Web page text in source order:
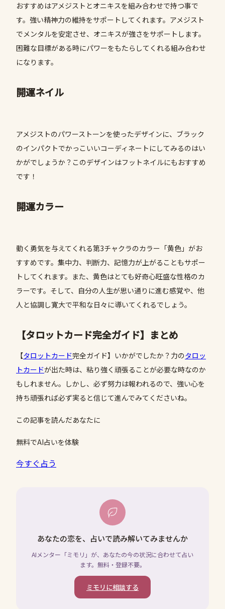
おすすめはアメジストとオニキスを組み合わせで持つ事で
す。強い精神力の維持をサポートしてくれます。アメジスト
でメンタルを安定させ、オニキスが強さをサポートします。
困難な目標がある時にパワーをもたらしてくれる組み合わせ
になります。
開運ネイル
アメジストのパワーストーンを使ったデザインに、ブラック
のインパクトでかっこいいコーディネートにしてみるのはい
かがでしょうか？このデザインはフットネイルにもおすすめ
です！
開運カラー
動く勇気を与えてくれる第3チャクラのカラー「黄色」がお
すすめです。集中力、判断力、記憶力が上がることもサポー
トしてくれます。また、黄色はとても好奇心旺盛な性格のカ
ラーです。そして、自分の人生が思い通りに進む感覚や、他
人と協調し寛大で平和な日々に導いてくれるでしょう。
【タロットカード完全ガイド】まとめ
【タロットカード完全ガイド】いかがでしたか？力のタロッ
トカードが出た時は、粘り強く頑張ることが必要な時なのか
もしれません。しかし、必ず努力は報われるので、強い心を
持ち頑張れば必ず実ると信じて進んでみてくださいね。
この記事を読んだあなたに
無料でAI占いを体験
今すぐ占う
あなたの恋を、占いで読み解いてみませんか
AIメンター「ミモリ」が、あなたの今の状況に合わせて占い
ます。無料・登録不要。
ミモリに相談する